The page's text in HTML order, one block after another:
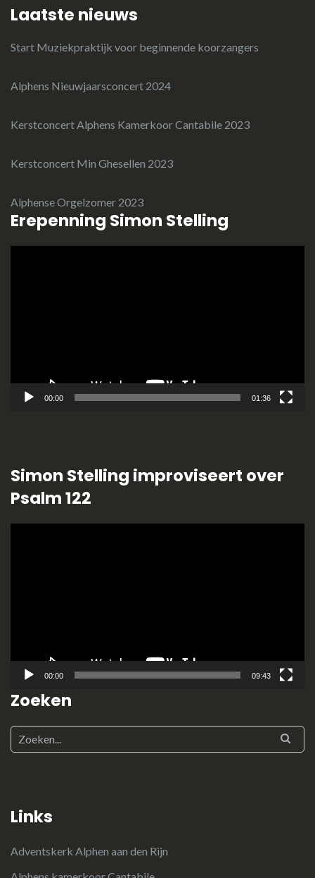
Laatste nieuws
Start Muziekpraktijk voor beginnende koorzangers
Alphens Nieuwjaarsconcert 2024
Kerstconcert Alphens Kamerkoor Cantabile 2023
Kerstconcert Min Ghesellen 2023
Alphense Orgelzomer 2023
Erepenning Simon Stelling
00:00 01:36
Simon Stelling improviseert over
Psalm 122
00:00 09:43
Zoeken
Links
Adventskerk Alphen aan den Rijn